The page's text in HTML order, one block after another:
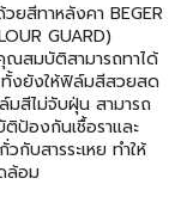
ยสีทาหลังคา BEGER
GUARD)
สมบัติสามารถทาได้
ทั้งยังให้ฟิล์มสีสวยสด
มสีไม่จับฝุ่น สามารถ
ป้องกันเชื้อราและ
กับสารระเหย ทำให้
ล้อม